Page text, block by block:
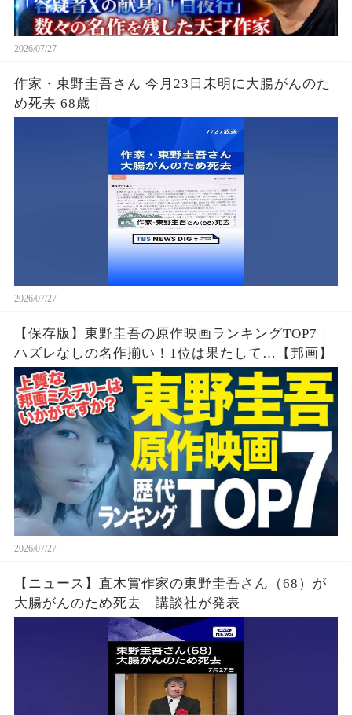
2026/07/27
作家・東野圭吾さん 今月23日未明に大腸がんのた
め死去 68歳｜
2026/07/27
【保存版】東野圭吾の原作映画ランキングTOP7｜
ハズレなしの名作揃い！1位は果たして…【邦画】
2026/07/27
【ニュース】直木賞作家の東野圭吾さん（68）が
大腸がんのため死去 講談社が発表